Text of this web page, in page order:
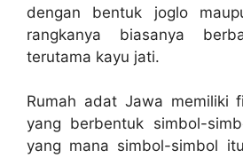
dengan bentuk joglo
rangkanya biasanya
terutama kayu jati.
Rumah adat Jawa memiliki
yang berbentuk simbol-
yang mana simbol-simbol